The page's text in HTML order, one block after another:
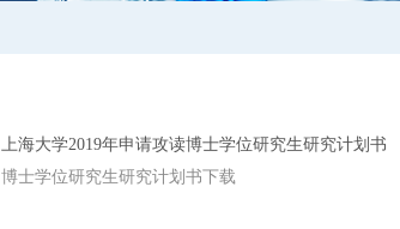
上海大学2019年申请攻读博士学位研究生研究计划书
博士学位研究生研究计划书下载